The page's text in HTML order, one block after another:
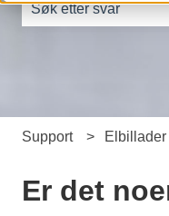
Det finnes ingen
Support Elbillader
Er det